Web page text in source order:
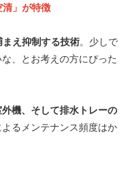
清」が特徴
え抑制する技術。少しで
、とお考えの方にぴった
機、そして排水トレーの
るメンテナンス頻度はか